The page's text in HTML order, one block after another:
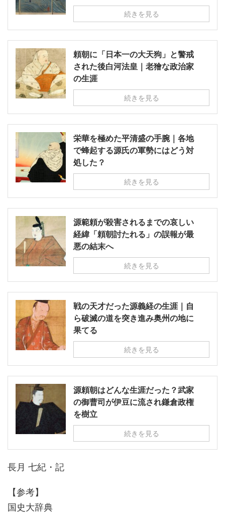
続きを見る
頼朝に「日本一の大天狗」と警戒
された後白河法皇｜老獪な政治家
の生涯
続きを見る
栄華を極めた平清盛の手腕｜各地
で蜂起する源氏の軍勢にはどう対
処した？
続きを見る
源範頼が殺害されるまでの哀しい
経緯「頼朝討たれる」の誤報が最
悪の結末へ
続きを見る
戦の天才だった源義経の生涯｜自
ら破滅の道を突き進み奥州の地に
果てる
続きを見る
源頼朝はどんな生涯だった？武家
の御曹司が伊豆に流され鎌倉政権
を樹立
続きを見る
長月 七紀・記
【参考】
国史大辞典